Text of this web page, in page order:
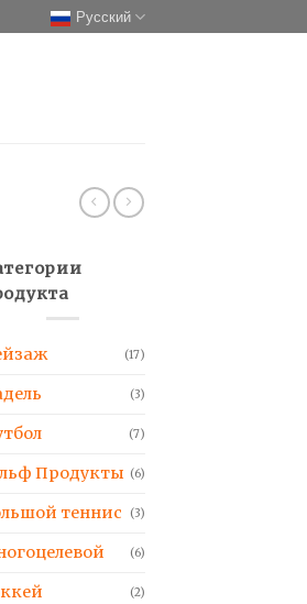
Русский
(17)
(3)
(7)
Продукты (6)
теннис (3)
(6)
(2)